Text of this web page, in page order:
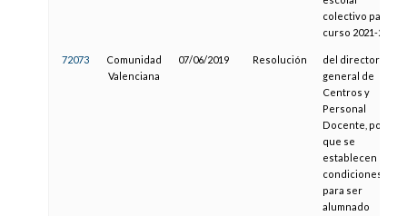
colectivo para el
curso 2021-2022
72073
Comunidad
Valenciana
07/06/2019 Resolución
del director
general de
Centros y
Personal
Docente, por la
que se
establecen las
condiciones
para ser
alumnado